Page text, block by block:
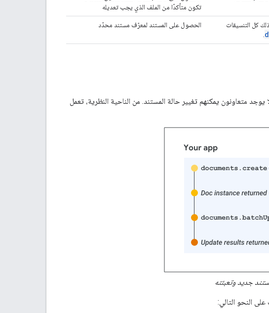
تكون متأكدًا من الملف الذي يجب تعديله
كل التنسيقات
الحصول على المستند لمعرّف مستند محدّد
متعاونون يمكنهم تغيير حالة المستند. من الناحية النظرية، تعمل
جديد وتعبئته
النحو التالي: